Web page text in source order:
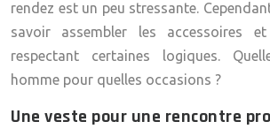
rendez est un peu stressante.
savoir assembler les accessoires
respectant certaines logiques.
homme pour quelles occasions ?
Une veste pour une rencontre